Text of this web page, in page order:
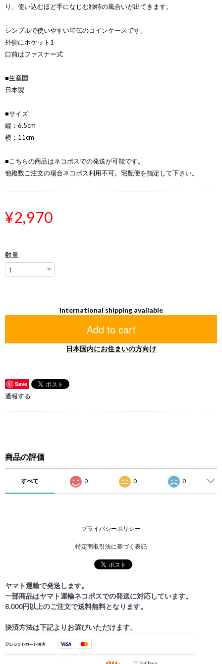
り、使い込むほど手になじむ独特の風合いが出てきます。
シンプルで使いやすい印伝のコインケースです。
外側にポケット1
口前はファスナー式
■生産国
日本製
■サイズ
縦：6.5cm
横：11cm
■こちらの商品はネコポスでの発送が可能です。
他複数ご注文の場合ネコポス利用不可。宅配便を指定して下さい。
¥2,970
数量
International shipping available
Add to cart
日本国内にお住まいの方向け
Save
通報する
商品の評価
すべて 0 0 0
プライバシーポリシー
特定商取引法に基づく表記
ヤマト運輸で発送します。
一部商品はヤマト運輸ネコポスでの発送に対応しています。
8,000円以上のご注文で送料無料となります。
決済方法は下記よりお選びいただけます。